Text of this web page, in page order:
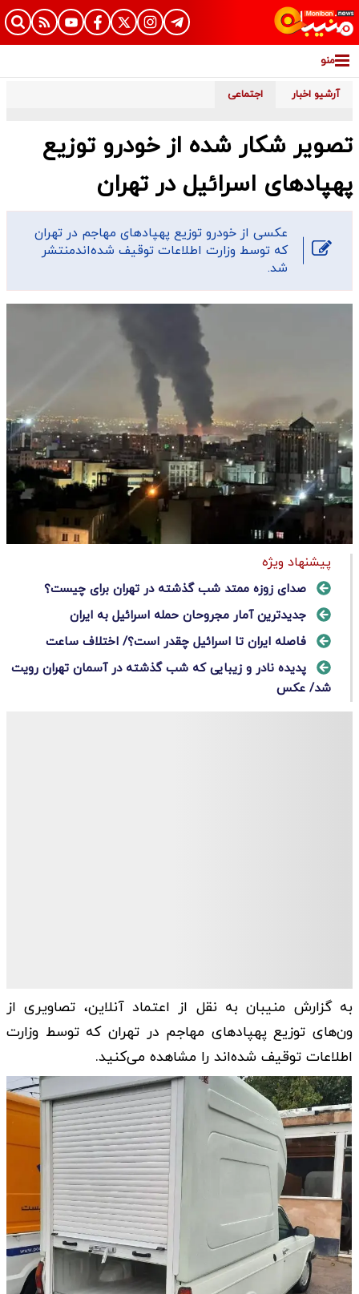
منو
آرشیو اخبار اجتماعی
تصویر شکار شده از خودرو توزیع
پهپادهای اسرائیل در تهران
عکسی از خودرو توزیع پهپادهای مهاجم در تهران
که توسط وزارت اطلاعات توقیف شده‌اندمنتشر
شد.
پیشنهاد ویژه
صدای زوزه ممتد شب گذشته در تهران برای چیست؟
جدیدترین آمار مجروحان حمله اسرائیل به ایران
فاصله ایران تا اسرائیل چقدر است؟/ اختلاف ساعت
پدیده‌ نادر و زیبایی که شب گذشته در آسمان تهران رویت
شد/ عکس
به گزارش منیبان به نقل از اعتماد آنلاین، تصاویری از
ون‌های توزیع پهپادهای مهاجم در تهران که توسط وزارت
اطلاعات توقیف شده‌اند را مشاهده می‌کنید.